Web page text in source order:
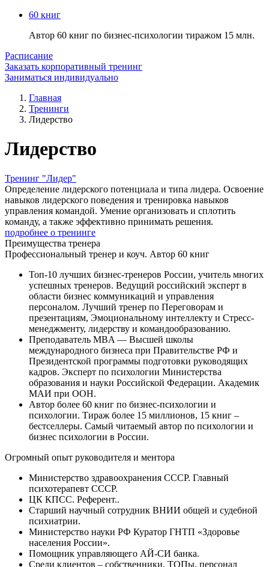
60 книг
Автор 60 книг по бизнес-психологии тиражом 15 млн.
Расписание
Заказать корпоративный тренинг
Заниматься индивидуально
Главная
Тренинги
Лидерство
Лидерство
Тренинг "Лидер"
Определение лидерского потенциала и типа лидера. Освоение
навыков лидерского поведения и тренировка навыков
управления командой. Умение организовать и сплотить
команду, а также эффективно принимать решения.
подробнее о тренинге
Преимущества тренера
Профессиональный тренер и коуч. Автор 60 книг
Топ-10 лучших бизнес-тренеров России, учитель многих
успешных тренеров. Ведущий российский эксперт в
области бизнес коммуникаций и управления
персоналом. Лучший тренер по Переговорам и
презентациям, Эмоциональному интеллекту и Стресс-
менеджменту, лидерству и командообразованию.
Преподаватель MBA — Высшей школы
международного бизнеса при Правительстве РФ и
Президентской программы подготовки руководящих
кадров. Эксперт по психологии Министерства
образования и науки Российской Федерации. Академик
МАИ при ООН.
Автор более 60 книг по бизнес-психологии и
психологии. Тираж более 15 миллионов, 15 книг –
бестселлеры. Самый читаемый автор по психологии и
бизнес психологии в России.
Огромный опыт руководителя и ментора
Министерство здравоохранения СССР. Главный
психотерапевт СССР.
ЦК КПСС. Референт..
Старший научный сотрудник ВНИИ общей и судебной
психиатрии.
Министерство науки РФ Куратор ГНТП «Здоровье
населения России».
Помощник управляющего АЙ-СИ банка.
Среди клиентов – собственники, ТОПы, персонал